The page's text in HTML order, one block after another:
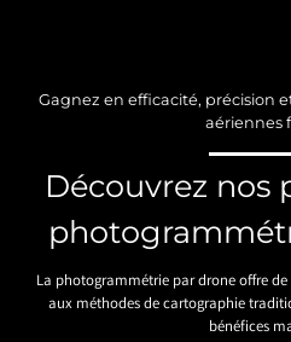
Gagnez en efficacité, précision
aériennes
Découvrez nos
La photogrammétrie par drone offre
aux méthodes de cartographie
bénéfices